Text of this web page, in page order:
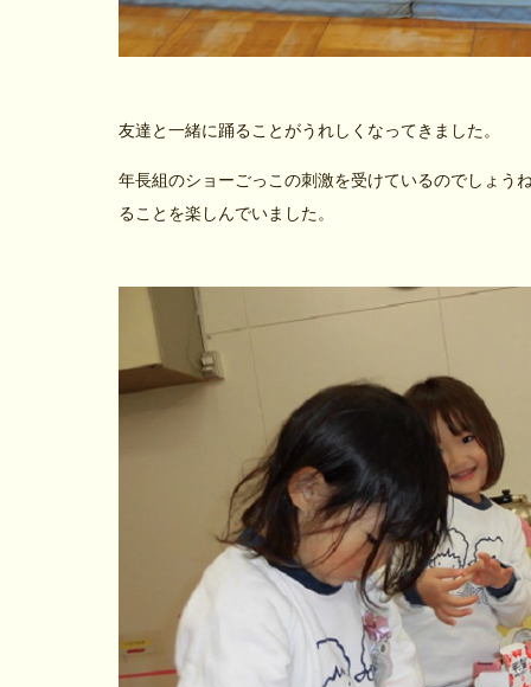
友達と一緒に踊ることがうれしくなってきました。
年長組のショーごっこの刺激を受けているのでしょう
ることを楽しんでいました。